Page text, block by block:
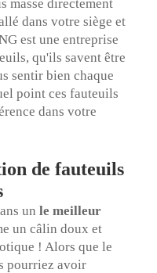
masse directement
dans votre siège et
est une entreprise
qu'ils savent être
sentir bien chaque
point ces fauteuils
dans votre
de fauteuils
un le meilleur
un câlin doux et
! Alors que le
pourriez avoir